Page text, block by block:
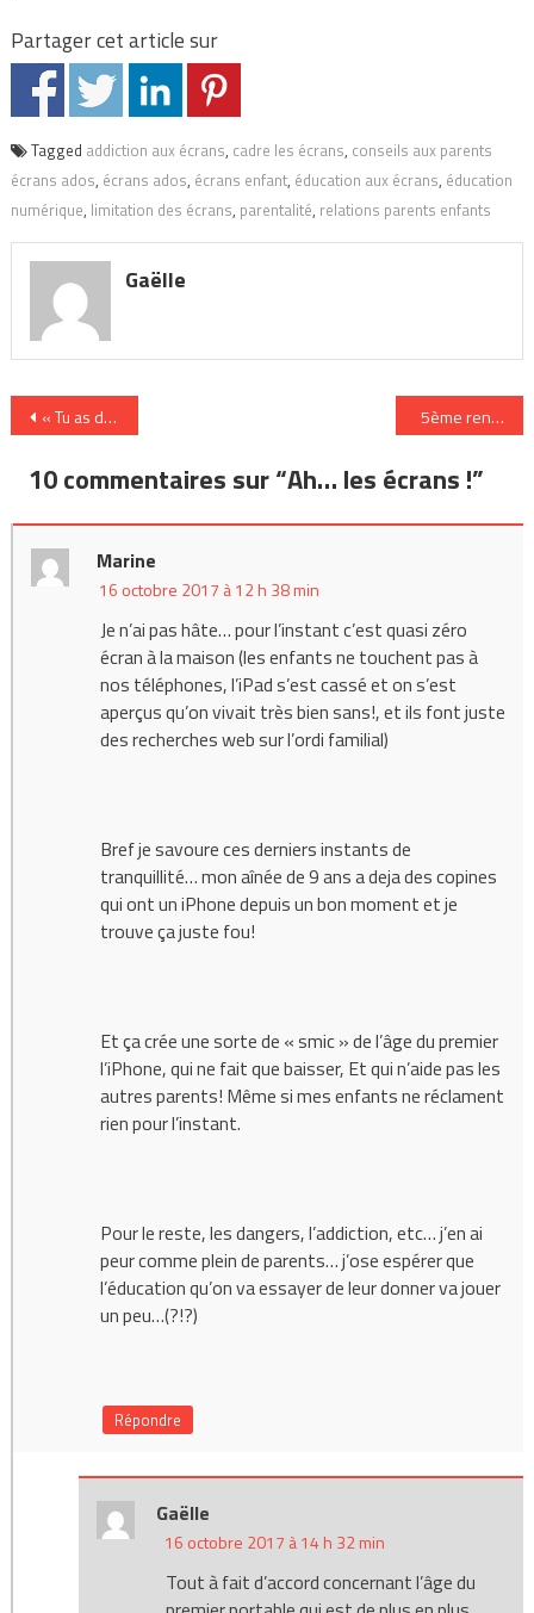
Partager cet article sur
Tagged addiction aux écrans, cadre les écrans, conseils aux parents
écrans ados, écrans ados, écrans enfant, éducation aux écrans, éducation
numérique, limitation des écrans, parentalité, relations parents enfants
Gaëlle
Navigation
de
l’article
« Tu as des devoirs à faire ? » 5ème
10 commentaires sur “Ah… les écrans !”
Marine
16 octobre 2017 à 12 h 38 min
Je n’ai pas hâte… pour l’instant c’est quasi zéro
écran à la maison (les enfants ne touchent pas à
nos téléphones, l’iPad s’est cassé et on s’est
aperçus qu’on vivait très bien sans!, et ils font juste
des recherches web sur l’ordi familial)
Bref je savoure ces derniers instants de
tranquillité… mon aînée de 9 ans a deja des copines
qui ont un iPhone depuis un bon moment et je
trouve ça juste fou!
Et ça crée une sorte de « smic » de l’âge du premier
l’iPhone, qui ne fait que baisser, Et qui n’aide pas les
autres parents! Même si mes enfants ne réclament
rien pour l’instant.
Pour le reste, les dangers, l’addiction, etc… j’en ai
peur comme plein de parents… j’ose espérer que
l’éducation qu’on va essayer de leur donner va jouer
un peu…(?!?)
Répondre
Gaëlle
16 octobre 2017 à 14 h 32 min
Tout à fait d’accord concernant l’âge du